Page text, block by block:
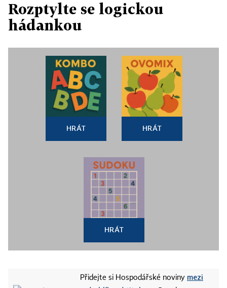
Rozptylte se logickou
hádankou
HRÁT HRÁT
HRÁT
Přidejte si Hospodářské noviny mezi